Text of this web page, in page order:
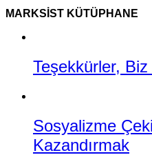
MARKSIST KÜTÜPHANE
Teşekkürler, Biz
Sosyalizme
Kazandırmak